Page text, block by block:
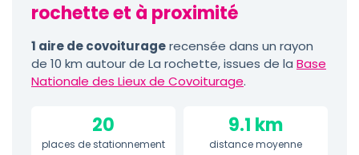
rochette et à proximité
1 aire de covoituragerecensée dans un rayon
de 10 km autour de La rochette, issues de la Base
Nationale des Lieux de Covoiturage.
20
places de stationnement
9.1 km
distance moyenne